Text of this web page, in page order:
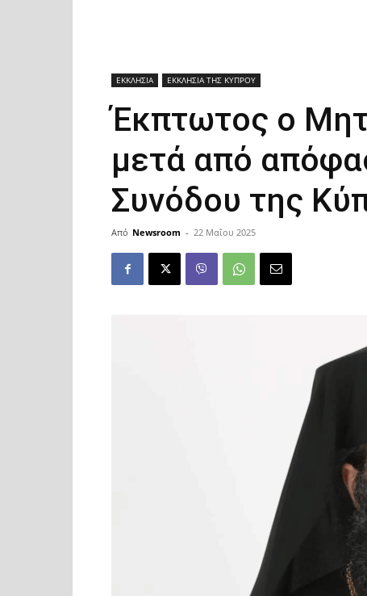
ΕΚΚΛΗΣΙΑ ΕΚΚΛΗΣΙΑ ΤΗΣ ΚΥΠΡΟΥ
Έκπτωτος ο
μετά από
Συνόδου της
Από Newsroom - 22 Μαΐου 2025